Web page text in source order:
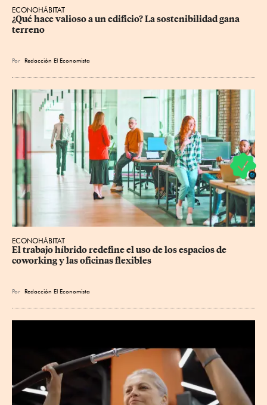
ECONOHÁBITAT
¿Qué hace valioso a un edificio? La sostenibilidad gana
terreno
Por Redacción El Economista
ECONOHÁBITAT
El trabajo híbrido redefine el uso de los espacios de
coworking y las oficinas flexibles
Por Redacción El Economista